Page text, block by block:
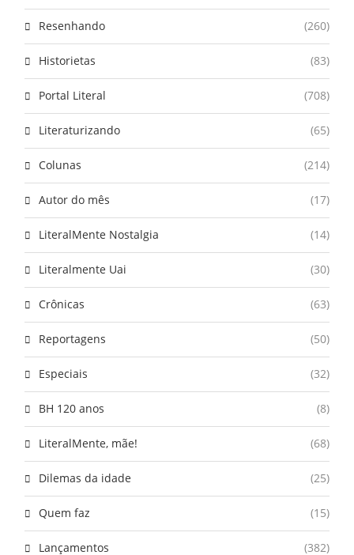
Resenhando (260)
Historietas (83)
Portal Literal (708)
Literaturizando (65)
Colunas (214)
Autor do mês (17)
LiteralMente Nostalgia (14)
Literalmente Uai (30)
Crônicas (63)
Reportagens (50)
Especiais (32)
BH 120 anos (8)
LiteralMente, mãe! (68)
Dilemas da idade (25)
Quem faz (15)
Lançamentos (382)